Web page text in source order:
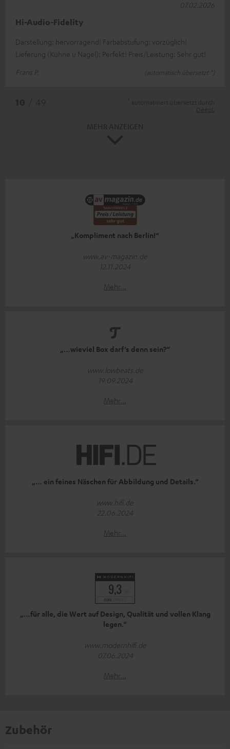
Hi-Audio-Fidelity
Darstellung: hervorragend! Farbabstufung: vorzüglich!
Lieferung (Kühne u Nagel): Perfekt! Preis/Leistung: Sehr gut!
Frans P.
(automatisch übersetzt *)
07.02.2026
„Kompliment nach Berlin!“
www.av-magazin.de
12.11.2024
Mehr...
„…wieviel Box darf’s denn sein?“
www.lowbeats.de
19.09.2024
Mehr...
„… ein feines Näschen für Abbildung und Details.“
www.hifi.de
22.06.2024
Mehr...
„…für alle, die Wert auf Design, Qualität und vollen Klang
legen.“
www.modernhifi.de
07.06.2024
Mehr...
Zubehör